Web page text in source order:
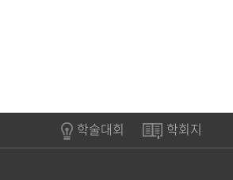
학술대회 학회지